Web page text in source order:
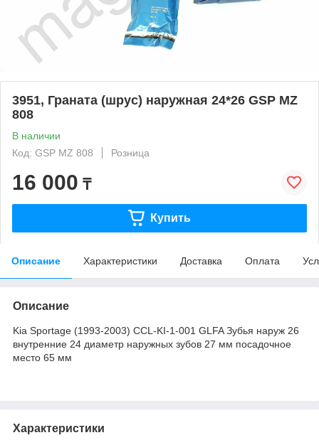
3951, Граната (шрус) наружная 24*26 GSP MZ
808
В наличии
Код: GSP MZ 808
Розница
16 000 ₸
Купить
Описание Характеристики Доставка Оплата
Описание
Kia Sportage (1993-2003) CCL-KI-1-001 GLFA Зубья наруж 26
внутренние 24 диаметр наружных зубов 27 мм посадочное
место 65 мм
Характеристики